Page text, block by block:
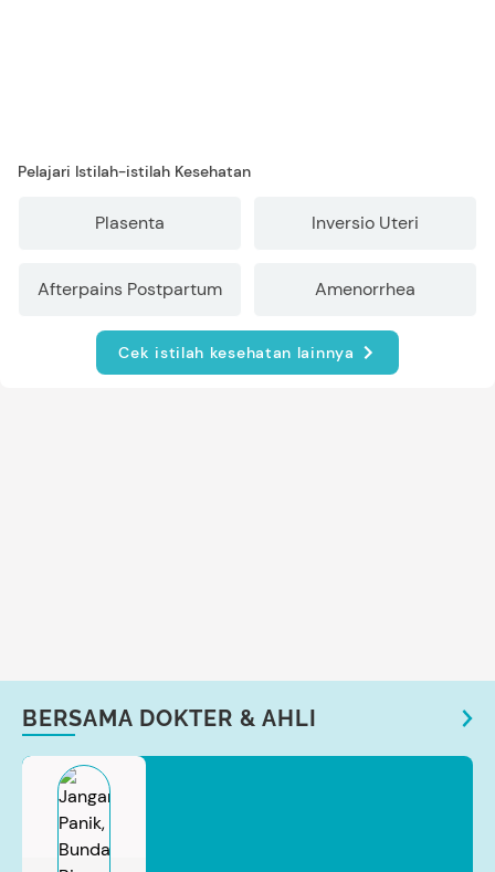
Pelajari Istilah-istilah Kesehatan
Plasenta Inversio Uteri
Afterpains Postpartum Amenorrhea
Cek istilah kesehatan lainnya
BERSAMA DOKTER & AHLI